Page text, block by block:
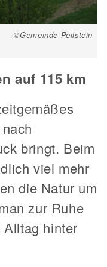
©Gemeinde Peilstein
auf 115 km
bringt. Beim
viel mehr
die Natur um
zur Ruhe
hinter